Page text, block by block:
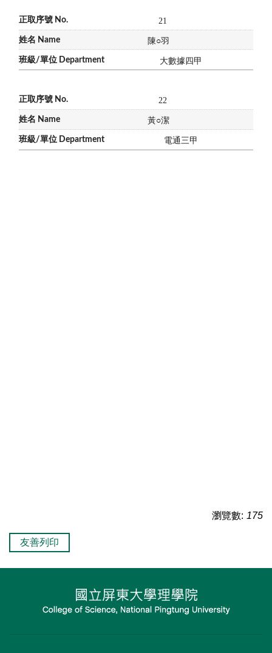
21
陳○羽
大數據四甲
22
黃○潔
電通三甲
瀏覽數: 175
友善列印